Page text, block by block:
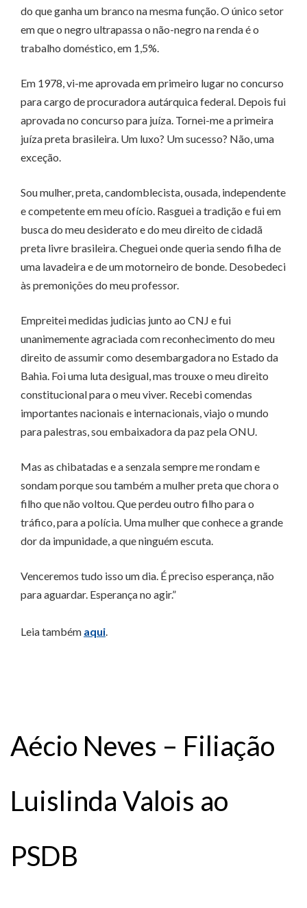
do que ganha um branco na mesma função. O único setor
em que o negro ultrapassa o não-negro na renda é o
trabalho doméstico, em 1,5%.
Em 1978, vi-me aprovada em primeiro lugar no concurso
para cargo de procuradora autárquica federal. Depois fui
aprovada no concurso para juíza. Tornei-me a primeira
juíza preta brasileira. Um luxo? Um sucesso? Não, uma
exceção.
Sou mulher, preta, candomblecista, ousada, independente
e competente em meu ofício. Rasguei a tradição e fui em
busca do meu desiderato e do meu direito de cidadã
preta livre brasileira. Cheguei onde queria sendo filha de
uma lavadeira e de um motorneiro de bonde. Desobedeci
às premonições do meu professor.
Empreitei medidas judicias junto ao CNJ e fui
unanimemente agraciada com reconhecimento do meu
direito de assumir como desembargadora no Estado da
Bahia. Foi uma luta desigual, mas trouxe o meu direito
constitucional para o meu viver. Recebi comendas
importantes nacionais e internacionais, viajo o mundo
para palestras, sou embaixadora da paz pela ONU.
Mas as chibatadas e a senzala sempre me rondam e
sondam porque sou também a mulher preta que chora o
filho que não voltou. Que perdeu outro filho para o
tráfico, para a polícia. Uma mulher que conhece a grande
dor da impunidade, a que ninguém escuta.
Venceremos tudo isso um dia. É preciso esperança, não
para aguardar. Esperança no agir.”
Leia também aqui.
Aécio Neves – Filiação
Luislinda Valois ao
PSDB